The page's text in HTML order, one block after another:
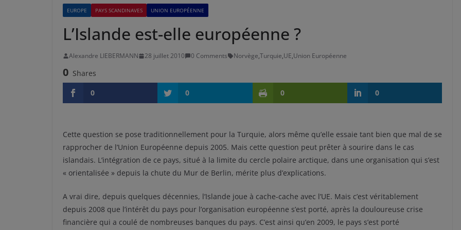
EUROPE PAYS SCANDINAVES UNION EUROPÉENNE
L’Islande est-elle européenne ?
Alexandre LIEBERMANN 28 juillet 2010 0 Comments Norvège,Turquie,UE,Union Européenne
0 Shares
0
0 0 0
Cette question se pose traditionnellement pour la Turquie, alors même qu’elle essaie tant bien que mal de se
rapprocher de l’Union Européenne depuis 2005. Mais cette question peut prêter à sourire dans le cas
islandais. L’intégration de ce pays, situé à la limite du cercle polaire arctique, dans une organisation qui s’est
« orientalisée » depuis la chute du Mur de Berlin, mérite plus d’explications.
A vrai dire, depuis quelques décennies, l’Islande joue à cache-cache avec l’UE. Mais c’est véritablement
depuis 2008 que l’intérêt du pays pour l’organisation européenne s’est porté, après la douloureuse crise
financière qui a coulé de nombreuses banques du pays. C’est ainsi qu’en 2009, le pays s’est porté